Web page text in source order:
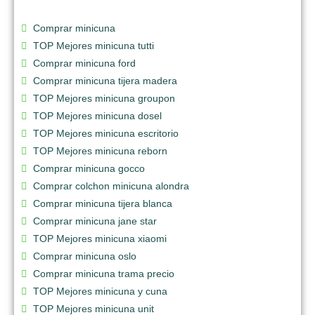
Comprar minicuna
TOP Mejores minicuna tutti
Comprar minicuna ford
Comprar minicuna tijera madera
TOP Mejores minicuna groupon
TOP Mejores minicuna dosel
TOP Mejores minicuna escritorio
TOP Mejores minicuna reborn
Comprar minicuna gocco
Comprar colchon minicuna alondra
Comprar minicuna tijera blanca
Comprar minicuna jane star
TOP Mejores minicuna xiaomi
Comprar minicuna oslo
Comprar minicuna trama precio
TOP Mejores minicuna y cuna
TOP Mejores minicuna unit